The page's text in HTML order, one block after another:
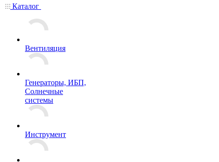
Каталог
Вентиляция
Генераторы, ИБП,
Солнечные
системы
Инструмент